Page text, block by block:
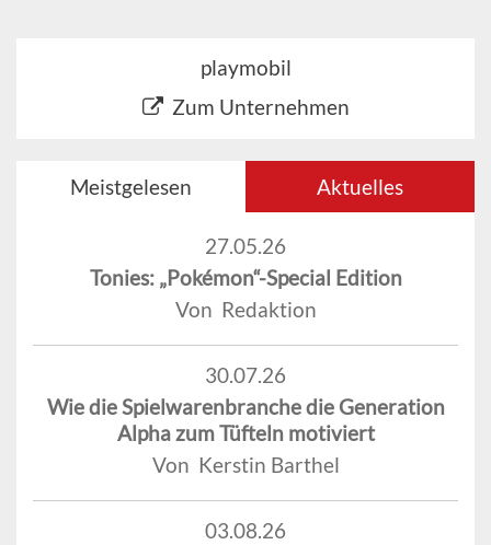
playmobil
Zum Unternehmen
Meistgelesen Aktuelles
27.05.26
Tonies: „Pokémon“-Special Edition
Von Redaktion
30.07.26
Wie die Spielwarenbranche die Generation
Alpha zum Tüfteln motiviert
Von Kerstin Barthel
03.08.26